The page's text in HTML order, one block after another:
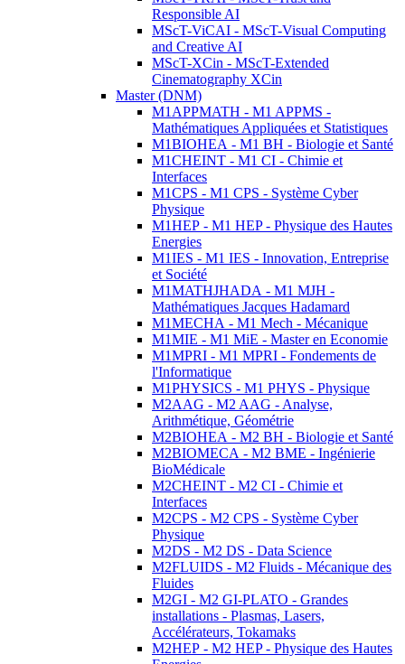
Responsible AI
MScT-ViCAI - MScT-Visual Computing
and Creative AI
MScT-XCin - MScT-Extended
Cinematography XCin
Master (DNM)
M1APPMATH - M1 APPMS -
Mathématiques Appliquées et Statistiques
M1BIOHEA - M1 BH - Biologie et Santé
M1CHEINT - M1 CI - Chimie et
Interfaces
M1CPS - M1 CPS - Système Cyber
Physique
M1HEP - M1 HEP - Physique des Hautes
Energies
M1IES - M1 IES - Innovation, Entreprise
et Société
M1MATHJHADA - M1 MJH -
Mathématiques Jacques Hadamard
M1MECHA - M1 Mech - Mécanique
M1MIE - M1 MiE - Master en Economie
M1MPRI - M1 MPRI - Fondements de
l'Informatique
M1PHYSICS - M1 PHYS - Physique
M2AAG - M2 AAG - Analyse,
Arithmétique, Géométrie
M2BIOHEA - M2 BH - Biologie et Santé
M2BIOMECA - M2 BME - Ingénierie
BioMédicale
M2CHEINT - M2 CI - Chimie et
Interfaces
M2CPS - M2 CPS - Système Cyber
Physique
M2DS - M2 DS - Data Science
M2FLUIDS - M2 Fluids - Mécanique des
Fluides
M2GI - M2 GI-PLATO - Grandes
installations - Plasmas, Lasers,
Accélérateurs, Tokamaks
M2HEP - M2 HEP - Physique des Hautes